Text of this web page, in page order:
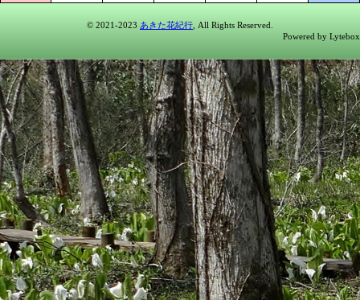
© 2021-2023 あきた花紀行 , All Rights Reserved.
Powered by Lytebox